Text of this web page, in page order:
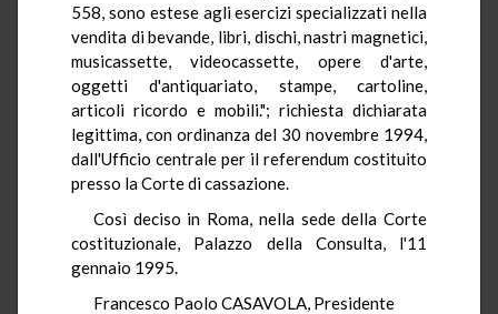
558, sono estese agli esercizi specializzati nella
vendita di bevande, libri, dischi, nastri magnetici,
musicassette, videocassette, opere d'arte,
oggetti d'antiquariato, stampe, cartoline,
articoli ricordo e mobili."; richiesta dichiarata
legittima, con ordinanza del 30 novembre 1994,
dall'Ufficio centrale per il referendum costituito
presso la Corte di cassazione.
Così deciso in Roma, nella sede della Corte
costituzionale, Palazzo della Consulta, l'11
gennaio 1995.
Francesco Paolo CASAVOLA, Presidente